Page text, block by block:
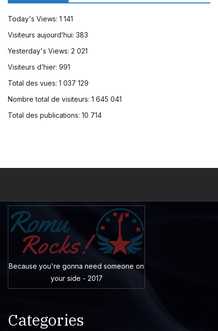
Today's Views: 1 141
Visiteurs aujourd’hui: 383
Yesterday's Views: 2 021
Visiteurs d’hier: 991
Total des vues: 1 037 129
Nombre total de visiteurs: 1 645 041
Total des publications: 10 714
Because you're gonna need someone on
your side - 2017
Categories